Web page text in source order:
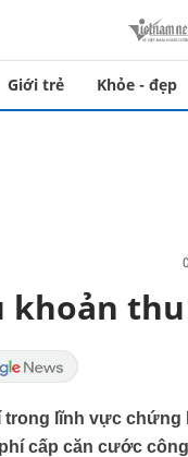
Giới trẻ Khỏe - đẹp
khoản
trong lĩnh vực chứng
cấp căn cước